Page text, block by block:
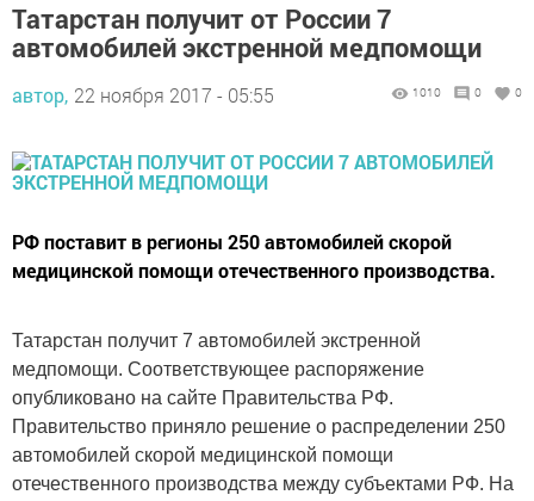
Татарстан получит от России 7
автомобилей экстренной медпомощи
автор, 22 ноября 2017 - 05:55 1010 0 0
РФ поставит в регионы 250 автомобилей скорой
медицинской помощи отечественного производства.
Татарстан получит 7 автомобилей экстренной
медпомощи. Соответствующее распоряжение
опубликовано на сайте Правительства РФ.
Правительство приняло решение о распределении 250
автомобилей скорой медицинской помощи
отечественного производства между субъектами РФ. На